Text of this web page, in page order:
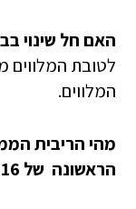
האם חל שינוי
לטובת המלווים
המלווים.
מהי הריבית
הראשונה של 2016?